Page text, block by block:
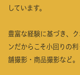
しています。
豊富な経験に基づき、
ンだからこそ小回りの
舗撮影・商品撮影など。